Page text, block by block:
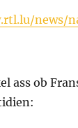
news/
ass ob